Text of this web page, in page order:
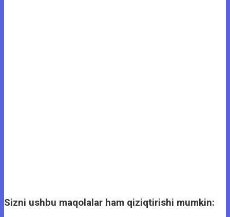
Sizni ushbu maqolalar ham qiziqtirishi mumkin: